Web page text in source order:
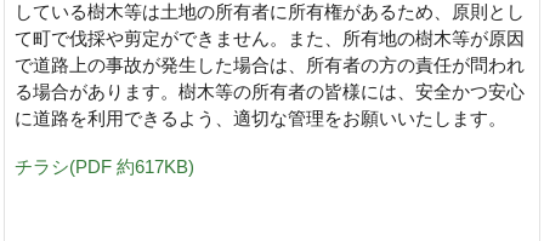
している樹木等は土地の所有者に所有権があるため、原則とし
て町で伐採や剪定ができません。また、所有地の樹木等が原因
で道路上の事故が発生した場合は、所有者の方の責任が問われ
る場合があります。 樹木等の所有者の皆様には、安全かつ安心
に道路を利用できるよう、適切な管理をお願いいたします。
チラシ(PDF 約617KB)